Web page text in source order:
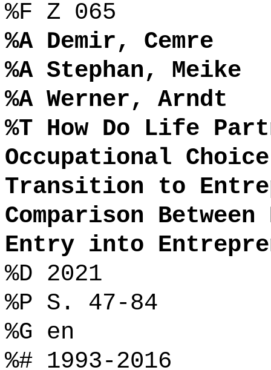
%F Z 065
%A Demir, Cemre
%A Stephan, Meike
%A Werner, Arndt
%T How Do Life
Occupational
Transition to
Comparison
Entry into
%D 2021
%P S. 47-84
%G en
%# 1993-2016